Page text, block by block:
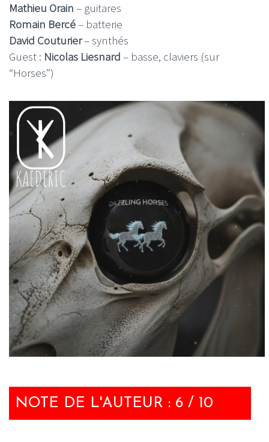
Mathieu Orain – guitares
Romain Bercé– batterie
David Couturier– synthés
Guest : Nicolas Liesnard – basse, claviers (sur
“Horses”)
NOTE DE L'AUTEUR : 6 / 10